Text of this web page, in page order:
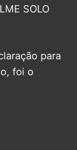
SOLO
para
foi o